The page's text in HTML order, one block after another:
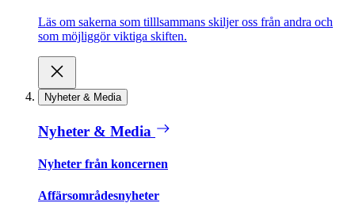
Läs om sakerna som tilllsammans skiljer oss från andra och
som möjliggör viktiga skiften.
Nyheter & Media
Nyheter & Media
Nyheter från koncernen
Affärsområdesnyheter